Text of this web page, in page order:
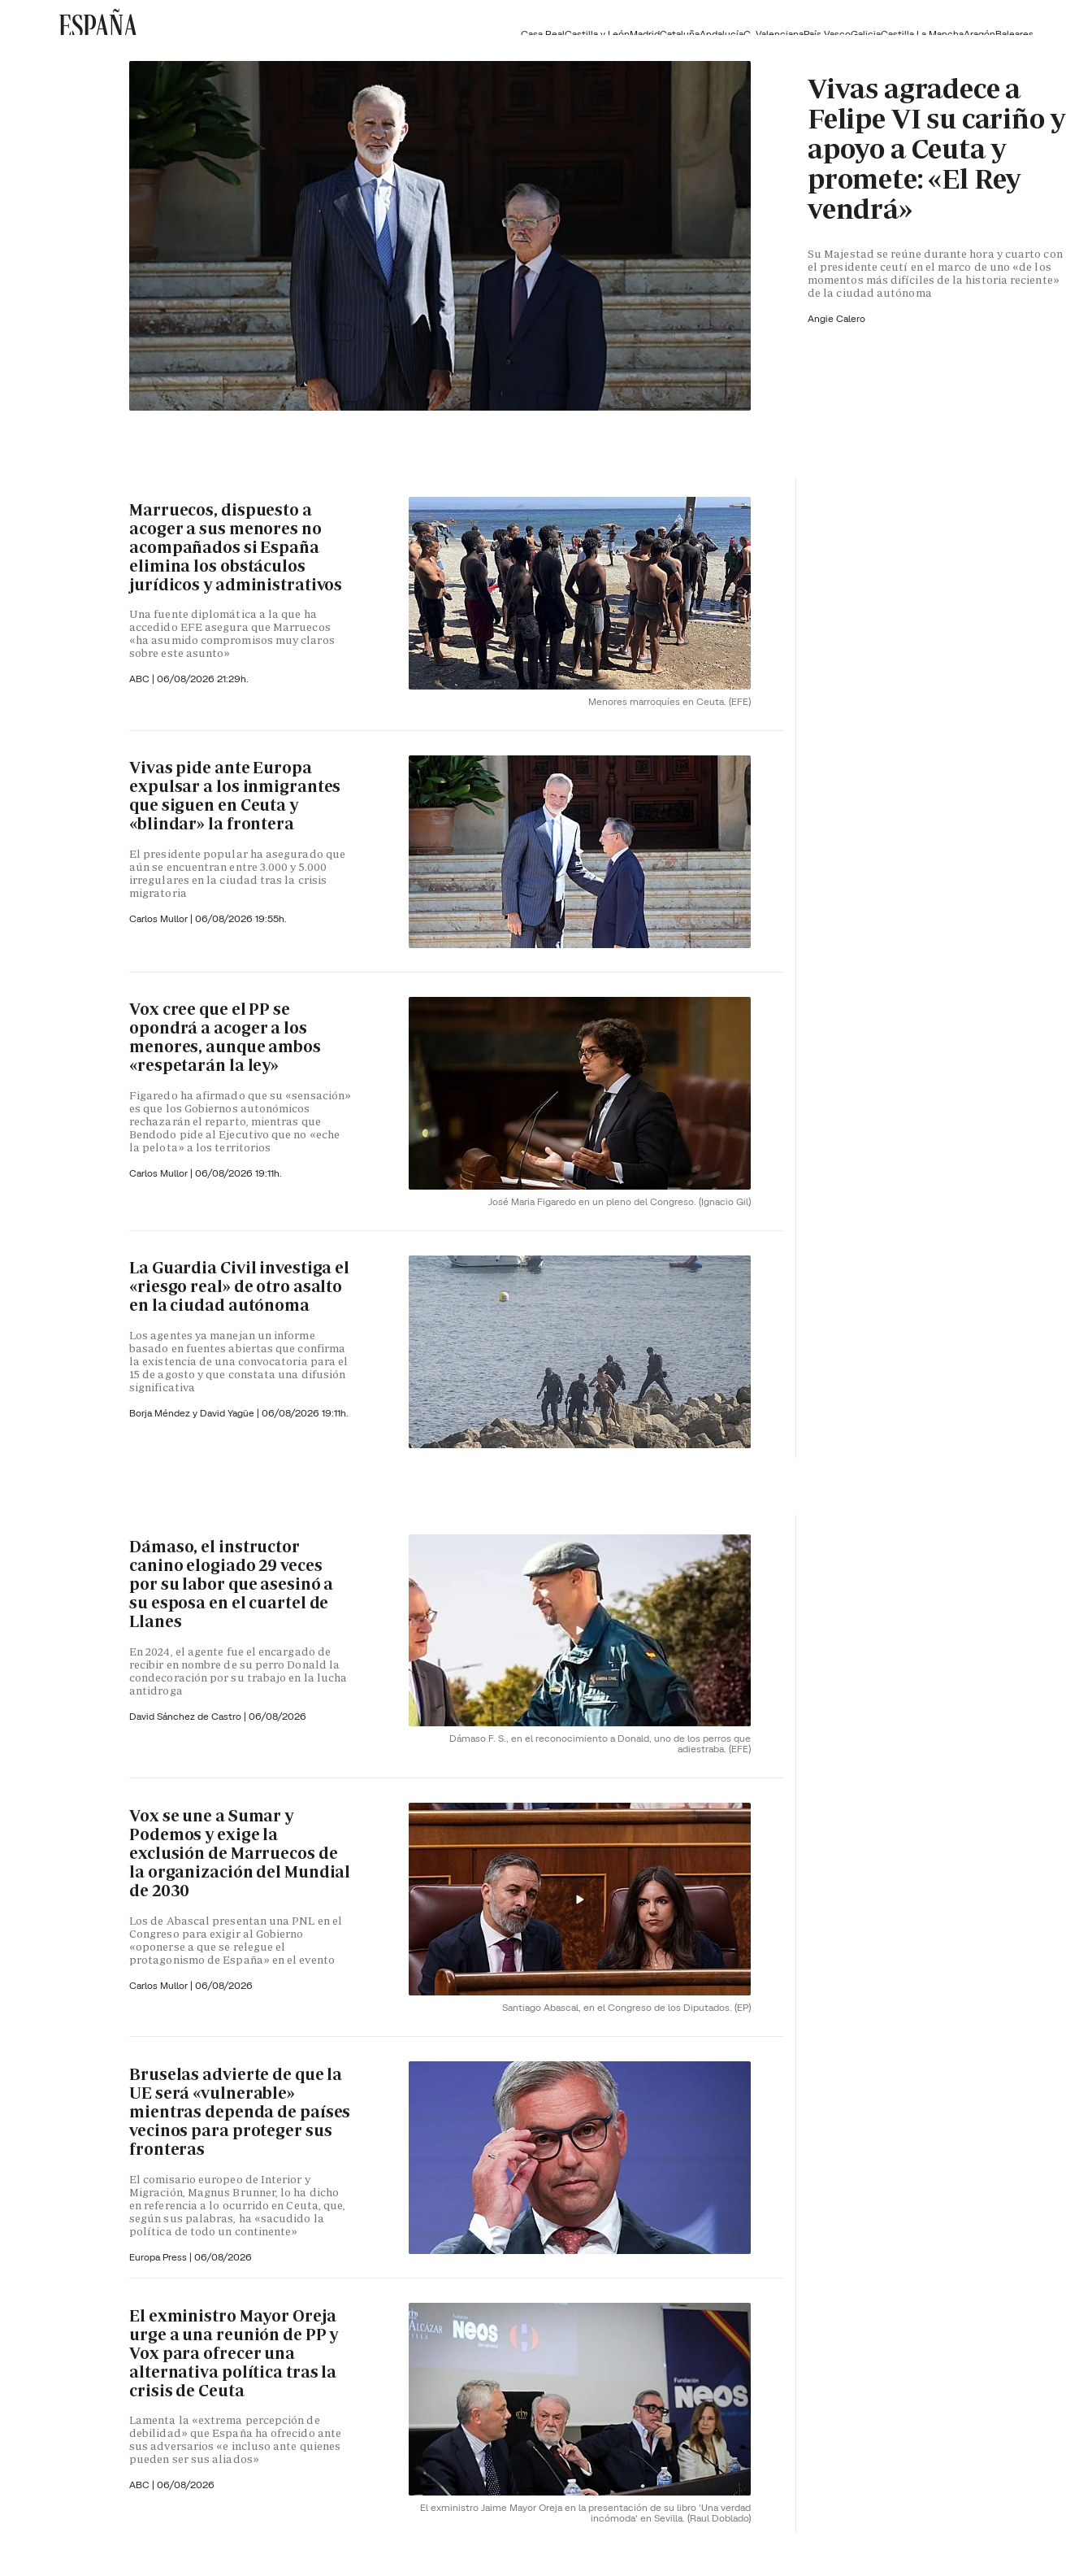
ESPAÑA Casa RealCastilla y LeónMadridCataluñaAndalucíaC. ValencianaPaís VascoGaliciaCastilla La ManchaAragónBaleares
Vivas agradece a
Felipe VI su cariño y
apoyo a Ceuta y
promete: «El Rey
vendrá»
Su Majestad se reúne durante hora y cuarto con
el presidente ceutí en el marco de uno «de los
momentos más difíciles de la historia reciente»
de la ciudad autónoma
Angie Calero
Menores marroquíes en Ceuta. (EFE)
Marruecos, dispuesto a
acoger a sus menores no
acompañados si España
elimina los obstáculos
jurídicos y administrativos
Una fuente diplomática a la que ha
accedido EFE asegura que Marruecos
«ha asumido compromisos muy claros
sobre este asunto»
ABC | 06/08/2026 21:29h.
Vivas pide ante Europa
expulsar a los inmigrantes
que siguen en Ceuta y
«blindar» la frontera
El presidente popular ha asegurado que
aún se encuentran entre 3.000 y 5.000
irregulares en la ciudad tras la crisis
migratoria
Carlos Mullor | 06/08/2026 19:55h.
José Maria Figaredo en un pleno del Congreso. (Ignacio Gil)
Vox cree que el PP se
opondrá a acoger a los
menores, aunque ambos
«respetarán la ley»
Figaredo ha afirmado que su «sensación»
es que los Gobiernos autonómicos
rechazarán el reparto, mientras que
Bendodo pide al Ejecutivo que no «eche
la pelota» a los territorios
Carlos Mullor | 06/08/2026 19:11h.
La Guardia Civil investiga el
«riesgo real» de otro asalto
en la ciudad autónoma
Los agentes ya manejan un informe
basado en fuentes abiertas que confirma
la existencia de una convocatoria para el
15 de agosto y que constata una difusión
significativa
Borja Méndez y David Yagüe | 06/08/2026 19:11h.
Dámaso F. S., en el reconocimiento a Donald, uno de los perros que
adiestraba. (EFE)
Dámaso, el instructor
canino elogiado 29 veces
por su labor que asesinó a
su esposa en el cuartel de
Llanes
En 2024, el agente fue el encargado de
recibir en nombre de su perro Donald la
condecoración por su trabajo en la lucha
antidroga
David Sánchez de Castro | 06/08/2026
Santiago Abascal, en el Congreso de los Diputados. (EP)
Vox se une a Sumar y
Podemos y exige la
exclusión de Marruecos de
la organización del Mundial
de 2030
Los de Abascal presentan una PNL en el
Congreso para exigir al Gobierno
«oponerse a que se relegue el
protagonismo de España» en el evento
Carlos Mullor | 06/08/2026
Bruselas advierte de que la
UE será «vulnerable»
mientras dependa de países
vecinos para proteger sus
fronteras
El comisario europeo de Interior y
Migración, Magnus Brunner, lo ha dicho
en referencia a lo ocurrido en Ceuta, que,
según sus palabras, ha «sacudido la
política de todo un continente»
Europa Press | 06/08/2026
El exministro Jaime Mayor Oreja en la presentación de su libro 'Una verdad
incómoda' en Sevilla. (Raul Doblado)
El exministro Mayor Oreja
urge a una reunión de PP y
Vox para ofrecer una
alternativa política tras la
crisis de Ceuta
Lamenta la «extrema percepción de
debilidad» que España ha ofrecido ante
sus adversarios «e incluso ante quienes
pueden ser sus aliados»
ABC | 06/08/2026